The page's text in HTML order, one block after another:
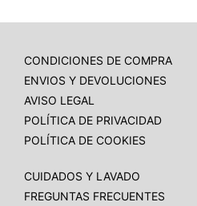
CONDICIONES DE COMPRA
ENVIOS Y DEVOLUCIONES
AVISO LEGAL
POLÍTICA DE PRIVACIDAD
POLÍTICA DE COOKIES
CUIDADOS Y LAVADO
FREGUNTAS FRECUENTES